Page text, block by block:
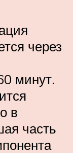
через
минут.
в
часть